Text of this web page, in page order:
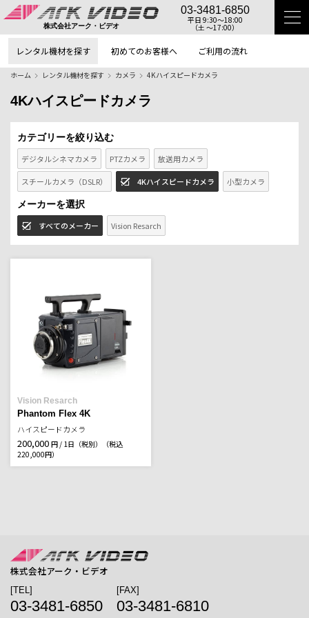
株式会社アーク・ビデオ
03-3481-6850
平日 9:30〜18:00
（土 〜17:00）
レンタル機材を探す 初めてのお客様へ ご利用の流れ
ホーム レンタル機材を探す カメラ 4Kハイスピードカメラ
4Kハイスピードカメラ
カテゴリーを絞り込む
デジタルシネマカメラ
PTZカメラ 放送用カメラ
スチールカメラ（DSLR） 4Kハイスピードカメラ 小型カメラ
メーカーを選択
すべてのメーカー
Vision Resarch
Vision Resarch
Phantom Flex 4K
ハイスピードカメラ
200,000 円 / 1日（税別）
（税込
220,000円）
株式会社アーク・ビデオ
[TEL]
03-3481-6850
[FAX]
03-3481-6810